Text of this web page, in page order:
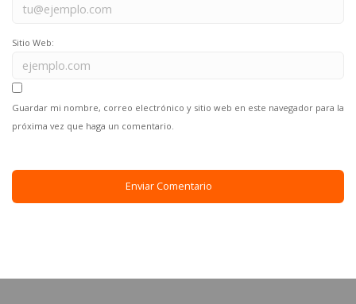
Sitio Web:
Guardar mi nombre, correo electrónico y sitio web en este navegador para la
próxima vez que haga un comentario.